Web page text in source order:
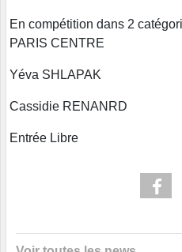
En compétition dans 2
PARIS CENTRE
Yéva SHLAPAK
Cassidie RENANRD
Entrée Libre